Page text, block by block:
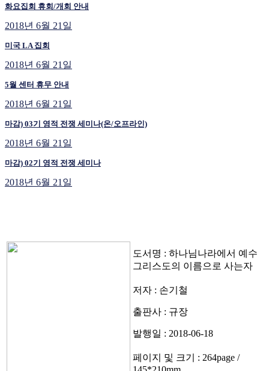
화요집회 휴회/개회 안내
2018년 6월 21일
미국 LA 집회
2018년 6월 21일
5월 센터 휴무 안내
2018년 6월 21일
마감) 03기 영적 전쟁 세미나(온/오프라인)
2018년 6월 21일
마감) 02기 영적 전쟁 세미나
2018년 6월 21일
도서명 : 하나님나라에서 예수
그리스도의 이름으로 사는자
저자 : 손기철
출판사 : 규장
발행일 : 2018-06-18
페이지 및 크기 : 264page /